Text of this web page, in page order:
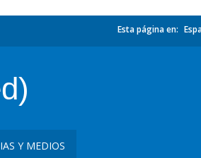
Esta página en:
Y MEDIOS